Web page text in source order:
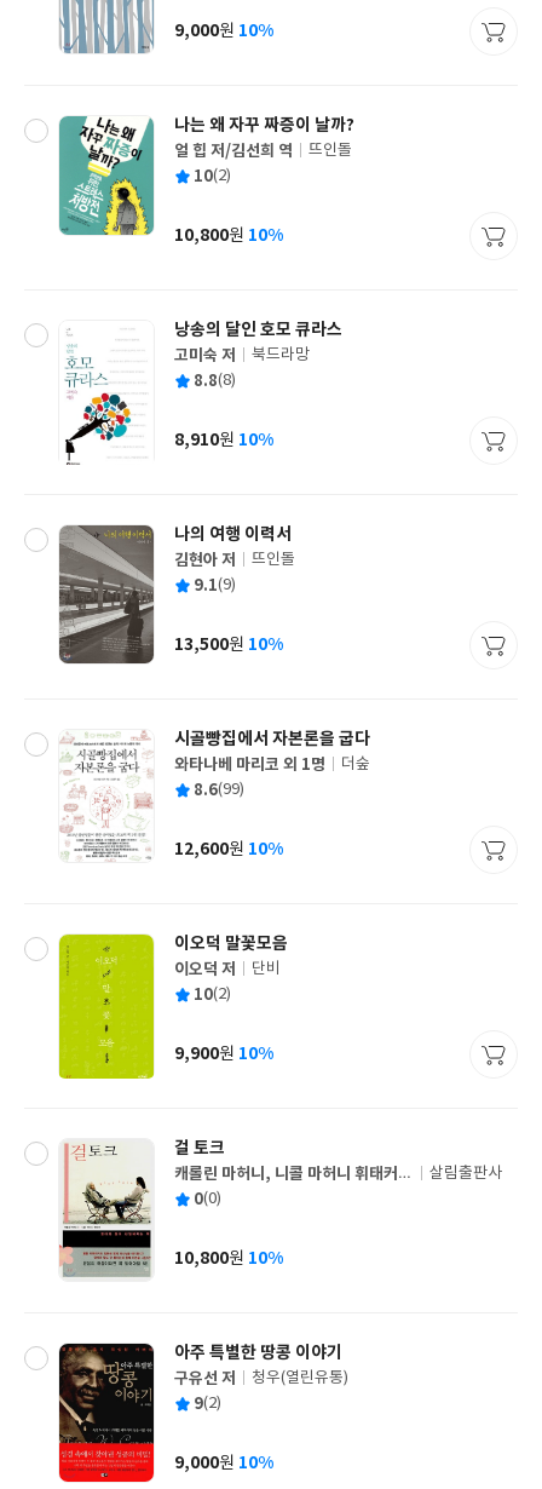
사
가
9,000원 10%
나는 왜 자꾸 짜증이 날까?
글
쓴
얼 힙 저/김선희 역
출
사
뜨인돌
평 10(2)
가
10,800원 10%
낭송의 달인 호모 큐라스
글
쓴
고미숙 저
출
사
북드라망
평 8.8(8)
가
8,910원 10%
나의 여행 이력서
글
쓴
김현아 저
출
사
뜨인돌
평 9.1(9)
가
13,500원 10%
시골빵집에서 자본론을 굽다
글
쓴
와타나베 마리코 외 1명
출
사
더숲
평 8.6(99)
가
12,600원 10%
이오덕 말꽃모음
글
쓴
이오덕 저
출
사
단비
평 10(2)
가
9,900원 10%
걸 토크
글
쓴
캐롤린 마허니, 니콜 마허니 휘태커
공저/이혜진 역
출
사
살림출판사
평 0(0)
가
10,800원 10%
아주 특별한 땅콩 이야기
글
쓴
구유선 저
출
사
청우(열린유통)
평 9(2)
가
9,000원 10%